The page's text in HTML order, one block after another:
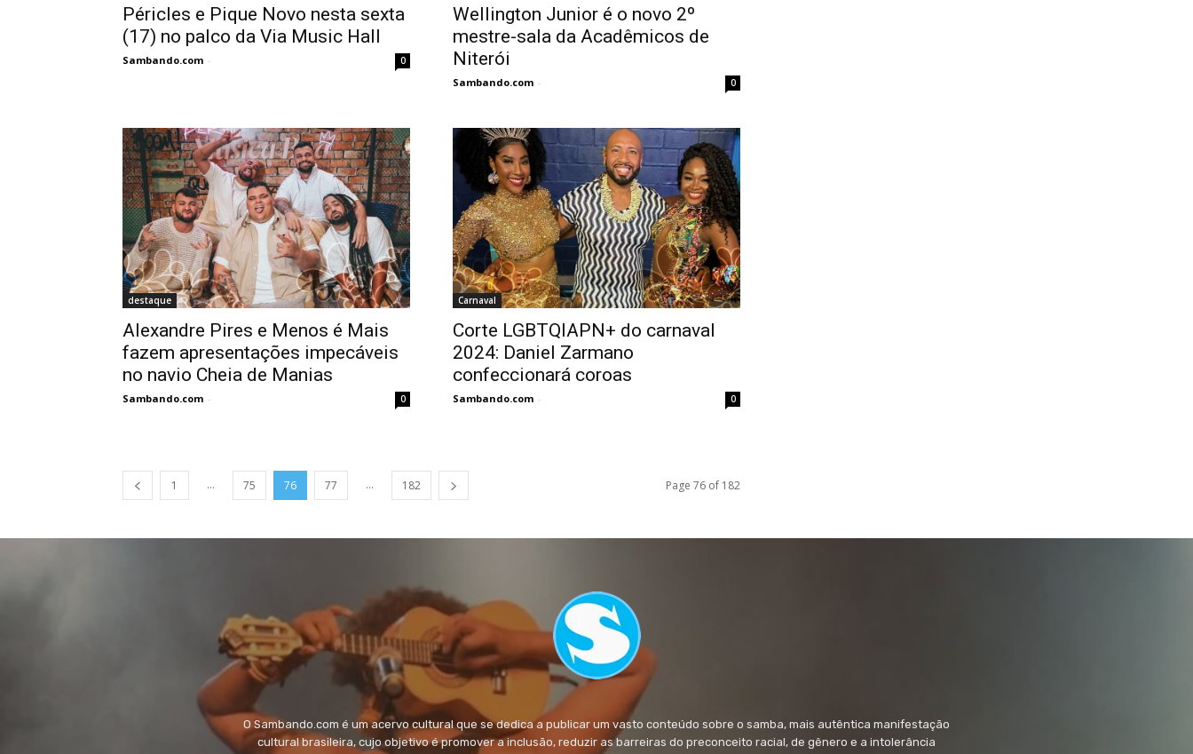
Péricles e Pique Novo nesta sexta
(17) no palco da Via Music Hall
Sambando.com - 0
Wellington Junior é o novo 2º
mestre-sala da Acadêmicos de
Niterói
Sambando.com - 0
destaque
Alexandre Pires e Menos é Mais
fazem apresentações impecáveis
no navio Cheia de Manias
Sambando.com - 0
Carnaval
Corte LGBTQIAPN+ do carnaval
2024: Daniel Zarmano
confeccionará coroas
Sambando.com - 0
1 ... 75 76 77 ... 182 Page 76 of 182
O Sambando.com é um acervo cultural que se dedica a publicar um vasto conteúdo sobre o samba, mais autêntica manifestação
cultural brasileira, cujo objetivo é promover a inclusão, reduzir as barreiras do preconceito racial, de gênero e a intolerância